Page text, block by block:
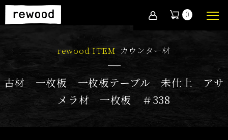
0
rewood ITEM カウンター材
古材 一枚板 一枚板テーブル 未仕上 アサ
メラ材 一枚板 ＃338